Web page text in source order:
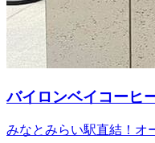
バイロンベイコーヒ
みなとみらい駅直結！オ